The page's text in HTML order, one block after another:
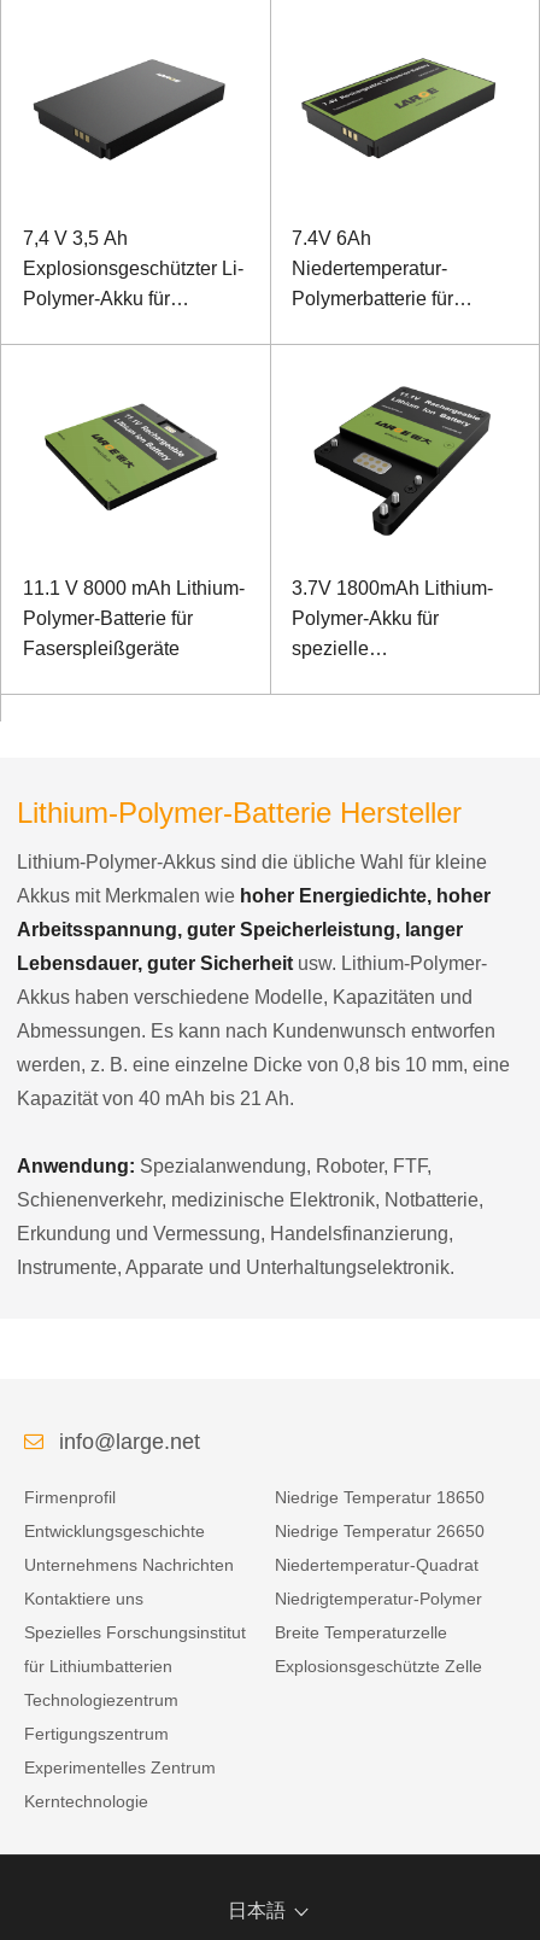
7,4 V 3,5 Ah
Explosionsgeschützter Li-
Polymer-Akku für
7.4V 6Ah
Niedertemperatur-
Polymerbatterie für
11.1 V 8000 mAh Lithium-
Polymer-Batterie für
Faserspleißgeräte
3.7V 1800mAh Lithium-
Polymer-Akku für
spezielle
Lithium-Polymer-Batterie Hersteller
Lithium-Polymer-Akkus sind die übliche Wahl für kleine
Akkus mit Merkmalen wie hoher Energiedichte, hoher
Arbeitsspannung, guter Speicherleistung, langer
Lebensdauer, guter Sicherheit usw. Lithium-Polymer-
Akkus haben verschiedene Modelle, Kapazitäten und
Abmessungen. Es kann nach Kundenwunsch entworfen
werden, z. B. eine einzelne Dicke von 0,8 bis 10 mm, eine
Kapazität von 40 mAh bis 21 Ah.
Anwendung: Spezialanwendung, Roboter, FTF,
Schienenverkehr, medizinische Elektronik, Notbatterie,
Erkundung und Vermessung, Handelsfinanzierung,
Instrumente, Apparate und Unterhaltungselektronik.
info@large.net
Firmenprofil
Entwicklungsgeschichte
Unternehmens Nachrichten
Kontaktiere uns
Spezielles Forschungsinstitut
für Lithiumbatterien
Technologiezentrum
Fertigungszentrum
Experimentelles Zentrum
Kerntechnologie
Niedrige Temperatur 18650
Niedrige Temperatur 26650
Niedertemperatur-Quadrat
Niedrigtemperatur-Polymer
Breite Temperaturzelle
Explosionsgeschützte Zelle
日本語